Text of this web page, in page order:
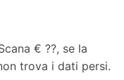
€ ??, se la
trova i dati persi.